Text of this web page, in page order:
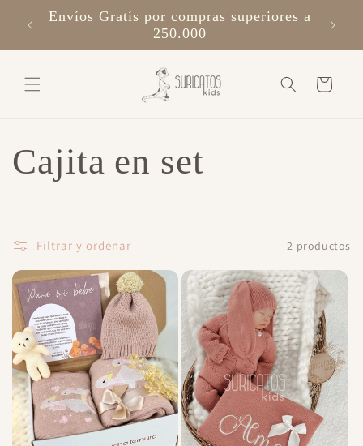
directamente
al contenido
Envíos Gratís por compras superiores a
250.000
Carrito
C
l
e
c
c
i
Cajita en set
Filtrar y ordenar 2 productos